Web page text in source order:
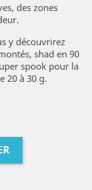
des zones
y découvrirez
shad en 90
spook pour la
20 à 30 g.